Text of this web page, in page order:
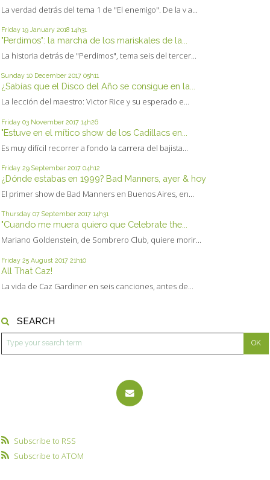
La verdad detrás del tema 1 de "El enemigo". De la v a...
Friday 19 January 2018 14h31
"Perdimos": la marcha de los mariskales de la...
La historia detrás de "Perdimos", tema seis del tercer...
Sunday 10 December 2017 05h11
¿Sabías que el Disco del Año se consigue en la...
La lección del maestro: Victor Rice y su esperado e...
Friday 03 November 2017 14h26
"Estuve en el mítico show de los Cadillacs en...
Es muy difícil recorrer a fondo la carrera del bajista...
Friday 29 September 2017 04h12
¿Dónde estabas en 1999? Bad Manners, ayer & hoy
El primer show de Bad Manners en Buenos Aires, en...
Thursday 07 September 2017 14h31
"Cuando me muera quiero que Celebrate the...
Mariano Goldenstein, de Sombrero Club, quiere morir...
Friday 25 August 2017 21h10
All That Caz!
La vida de Caz Gardiner en seis canciones, antes de...
SEARCH
Subscribe to RSS
Subscribe to ATOM